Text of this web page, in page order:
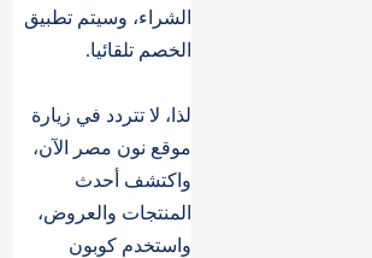
الشراء، وسيتم تطبيق
الخصم تلقائيا.
لذا، لا تتردد في زيارة
موقع نون مصر الآن،
واكتشف أحدث
المنتجات والعروض،
واستخدم كوبون